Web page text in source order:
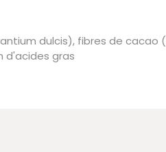
dulcis), fibres de cacao
d'acides gras